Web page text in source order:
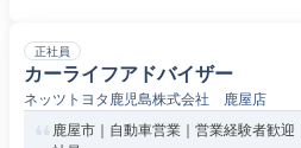
正社員
カーライフアドバイザー
ネッツトヨタ鹿児島株式会社 鹿屋店
鹿屋市｜自動車営業｜営業経験者歓迎